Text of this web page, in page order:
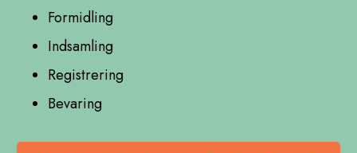
Formidling
Indsamling
Registrering
Bevaring